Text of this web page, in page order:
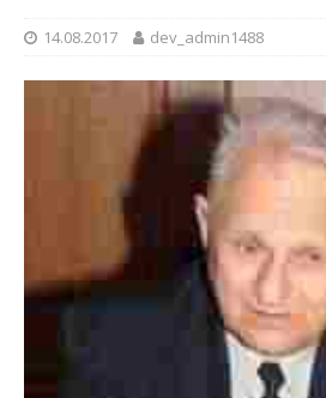
14.08.2017 dev_admin1488